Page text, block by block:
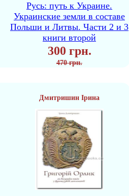
Русь: путь к Украине.
Украинские земли в составе
Польши и Литвы. Части 2 и 3
книги второй
300 грн.
470 грн.
Дмитришин Ірина